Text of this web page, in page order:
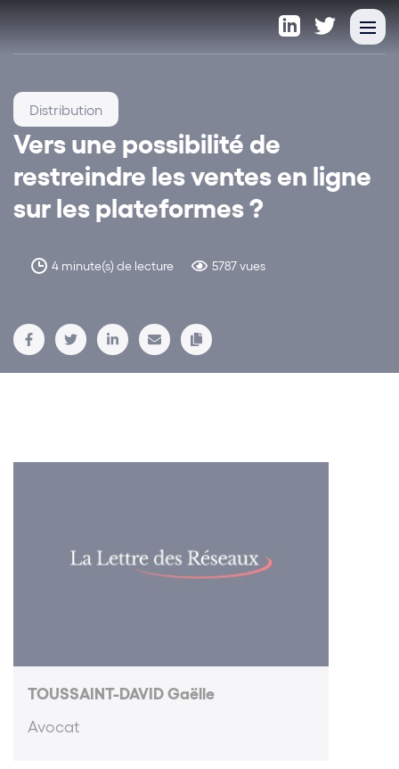
Vers une possibilité de
restreindre les ventes en ligne
sur les plateformes ?
4 minute(s) de lecture 5787 vues
Distribution
TOUSSAINT-DAVID Gaëlle
Avocat